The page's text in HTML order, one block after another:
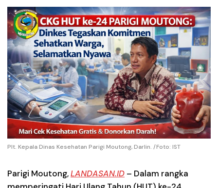
Plt. Kepala Dinas Kesehatan Parigi Moutong, Darlin. /Foto: IST
Parigi Moutong,LANDASAN.ID – Dalam rangka